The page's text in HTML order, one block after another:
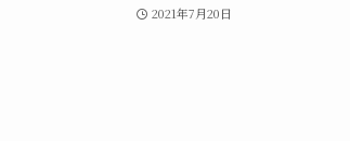
2021年7月20日